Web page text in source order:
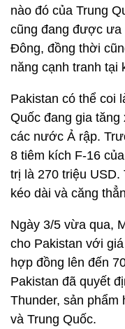
nào đó của Trung
cũng đang được ưa
Đông, đồng thời
năng cạnh tranh tại
Pakistan có thể coi
Quốc đang gia
các nước Ả rập.
8 tiêm kích F-16
trị là 270 triệu USD.
kéo dài và căng
Ngày 3/5 vừa qua,
cho Pakistan với
hợp đồng lên đến
Pakistan đã quyết
Thunder, sản phẩm
và Trung Quốc.